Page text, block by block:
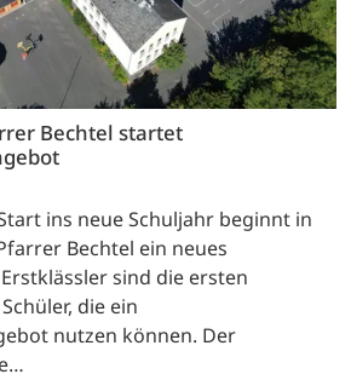
Bechtel startet
ins neue Schuljahr beginnt in
Bechtel ein neues
sind die ersten
die ein
nutzen können. Der